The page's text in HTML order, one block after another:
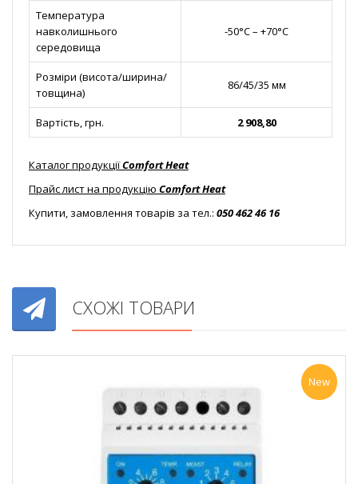
Температура
навколишнього
середовища
-50°С – +70°С
Розміри (висота/ширина/
товщина)
86/45/35 мм
Вартість, грн. 2 908,80
Каталог продукціїComfort Heat
Прайс лист на продукцію Comfort Heat
Купити, замовлення товарів за тел.: 050 462 46 16
СХОЖІ ТОВАРИ
New